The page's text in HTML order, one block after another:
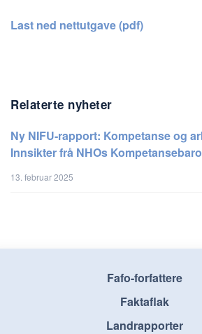
Last ned nettutgave (pdf)
Relaterte nyheter
Ny NIFU-rapport: Kompetanse og
Innsikter frå NHOs
13. februar 2025
Fafo-forfattere
Faktaflak
Landrapporter